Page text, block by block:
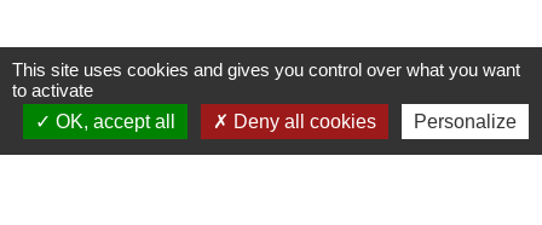
Contacts
This site uses cookies and gives you control over what you want
to activate
OK, accept all
Deny all cookies Personalize